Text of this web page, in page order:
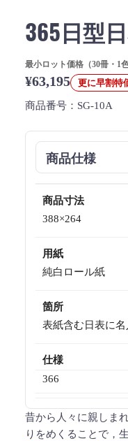
365日型
最小ロット価格（30冊・1
¥63,195 更に早割特
商品番号： SG-10A
商品仕様
商品寸法
388×264
用紙
純白ロール紙
箇所
表紙含む日表に
仕様
366
昔から人々に親しま
りをめくることで，